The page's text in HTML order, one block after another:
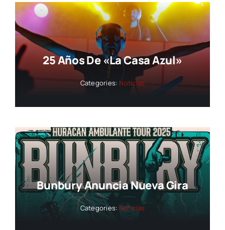
25 Años De «La Casa Azul»
Categories: Noticias
Bunbury Anuncia Nueva Gira
Categories: Noticias